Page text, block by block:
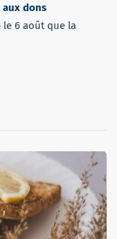
aux dons
le 6 août que la